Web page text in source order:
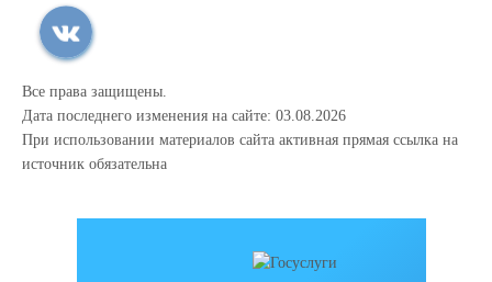
Все права защищены.
Дата последнего изменения на сайте: 03.08.2026
При использовании материалов сайта активная прямая ссылка на
источник обязательна